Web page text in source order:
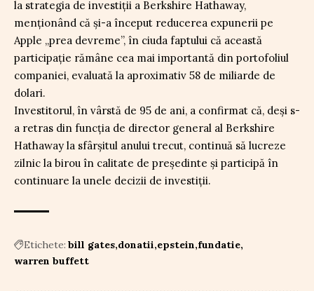
la strategia de investiții a Berkshire Hathaway,
menționând că și-a început reducerea expunerii pe
Apple „prea devreme”, în ciuda faptului că această
participație rămâne cea mai importantă din portofoliul
companiei, evaluată la aproximativ 58 de miliarde de
dolari.
Investitorul, în vârstă de 95 de ani, a confirmat că, deși s-
a retras din funcția de director general al Berkshire
Hathaway la sfârșitul anului trecut, continuă să lucreze
zilnic la birou în calitate de președinte și participă în
continuare la unele decizii de investiții.
Etichete: bill gates donatii epstein fundatie
warren buffett